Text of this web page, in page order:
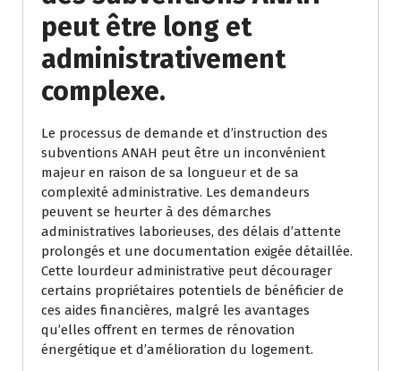
peut être long et
administrativement
complexe.
Le processus de demande et d’instruction des
subventions ANAH peut être un inconvénient
majeur en raison de sa longueur et de sa
complexité administrative. Les demandeurs
peuvent se heurter à des démarches
administratives laborieuses, des délais d’attente
prolongés et une documentation exigée détaillée.
Cette lourdeur administrative peut décourager
certains propriétaires potentiels de bénéficier de
ces aides financières, malgré les avantages
qu’elles offrent en termes de rénovation
énergétique et d’amélioration du logement.